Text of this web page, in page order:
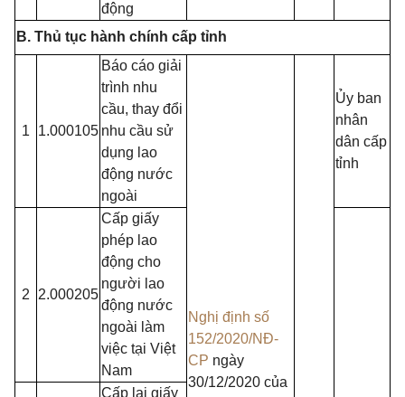
động
B. Thủ tục hành chính cấp tỉnh
1 1.000105
Báo cáo giải
trình nhu
cầu, thay đổi
nhu cầu sử
dụng lao
động nước
ngoài
Nghị định số
152/2020/NĐ-
CP ngày
30/12/2020 của
Ủy ban
nhân
dân cấp
tỉnh
2 2.000205
Cấp giấy
phép lao
động cho
người lao
động nước
ngoài làm
việc tại Việt
Nam
Cấp lại giấy